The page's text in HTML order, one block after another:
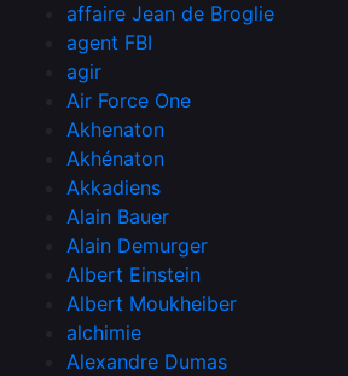
affaire Jean de Broglie
agent FBI
agir
Air Force One
Akhenaton
Akhénaton
Akkadiens
Alain Bauer
Alain Demurger
Albert Einstein
Albert Moukheiber
alchimie
Alexandre Dumas